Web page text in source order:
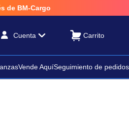
BM-Cargo
Cuenta
Vende AquíSeguimiento de pedidos